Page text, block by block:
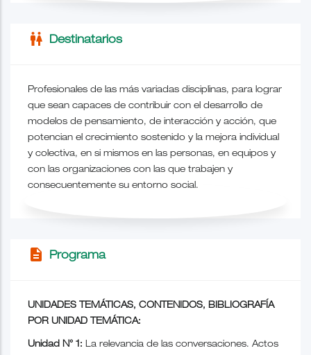
wc Destinatarios
Profesionales de las más variadas disciplinas, para lograr
que sean capaces de contribuir con el desarrollo de
modelos de pensamiento, de interacción y acción, que
potencian el crecimiento sostenido y la mejora individual
y colectiva, en si mismos en las personas, en equipos y
con las organizaciones con las que trabajen y
consecuentemente su entorno social.
description Programa
UNIDADES TEMÁTICAS, CONTENIDOS, BIBLIOGRAFÍA
POR UNIDAD TEMÁTICA:
Unidad N° 1: La relevancia de las conversaciones. Actos